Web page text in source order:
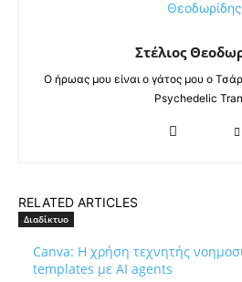
Στέλιος
Ο ήρωας μου είναι ο γάτος μου ο
Psychedelic
RELATED ARTICLES
Διαδίκτυο
Canva: Η χρήση τεχνητής
templates με AI agents